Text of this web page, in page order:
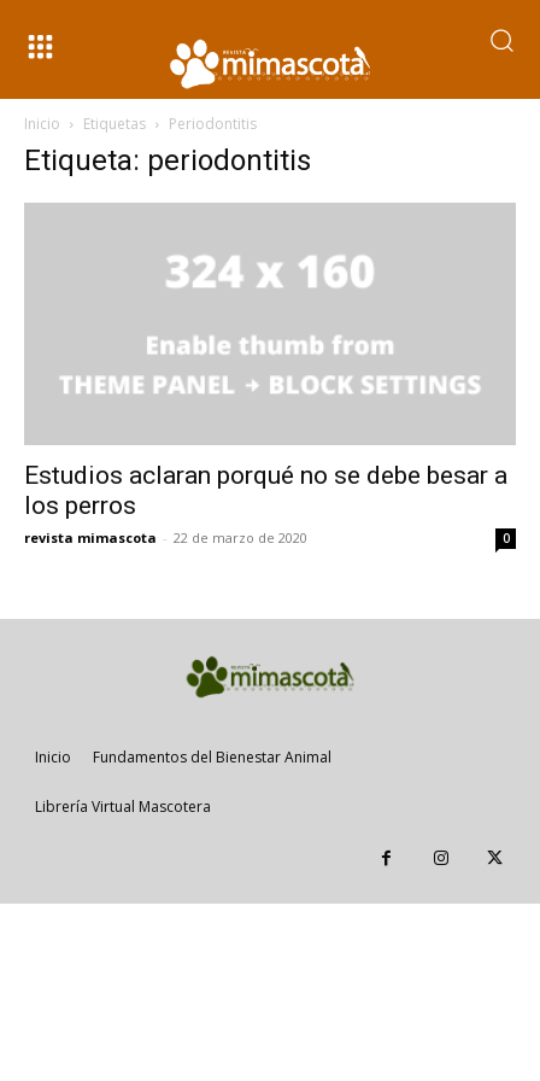
Inicio Etiquetas Periodontitis
Etiqueta: periodontitis
Estudios aclaran porqué no se debe besar a
los perros
revista mimascota - 22 de marzo de 2020 0
Inicio Fundamentos del Bienestar Animal
Librería Virtual Mascotera